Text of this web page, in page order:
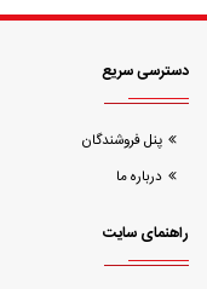
دسترسی سریع
پنل فروشندگان
درباره ما
راهنمای سایت